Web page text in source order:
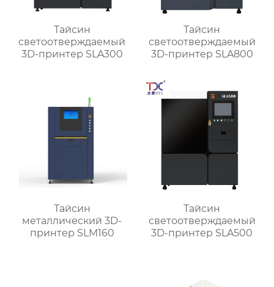
Тайсин
светоотверждаемый
3D-принтер SLA300
Тайсин
светоотверждаемый
3D-принтер SLA800
Тайсин
металлический 3D-
принтер SLM160
Тайсин
светоотверждаемый
3D-принтер SLA500